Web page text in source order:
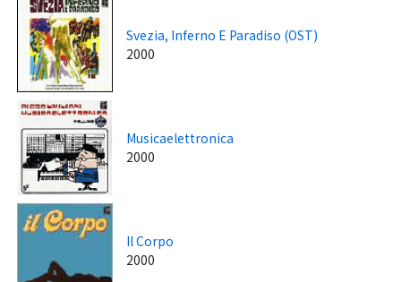
Svezia, Inferno E Paradiso (OST)
2000
Musicaelettronica
2000
Il Corpo
2000